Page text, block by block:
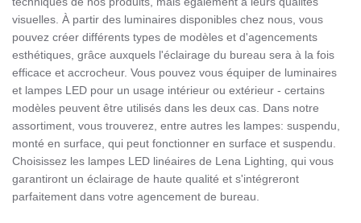
visuelles. À partir des luminaires disponibles chez nous, vous
pouvez créer différents types de modèles et d'agencements
esthétiques, grâce auxquels l'éclairage du bureau sera à la fois
efficace et accrocheur. Vous pouvez vous équiper de luminaires
et lampes LED pour un usage intérieur ou extérieur - certains
modèles peuvent être utilisés dans les deux cas. Dans notre
assortiment, vous trouverez, entre autres les lampes: suspendu,
monté en surface, qui peut fonctionner en surface et suspendu.
Choisissez les lampes LED linéaires de Lena Lighting, qui vous
garantiront un éclairage de haute qualité et s'intégreront
parfaitement dans votre agencement de bureau.